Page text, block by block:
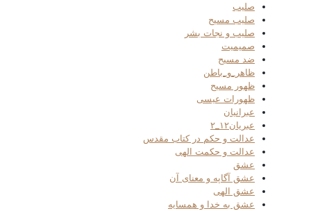
صلیب
صلیب مسیح
صلیب و نجات بشر
صمیمیت
ضد مسیح
ظاهر_و_باطن
ظهور مسیح
ظهورات عیسی
عبرانیان
عبریان۱۲_۲
عدالت و حکم در کتاب مقدس
عدالت و حکمت الهی
عشق
عشق آگاپه و معنای آن
عشق الهی
عشق به خدا و همسایه